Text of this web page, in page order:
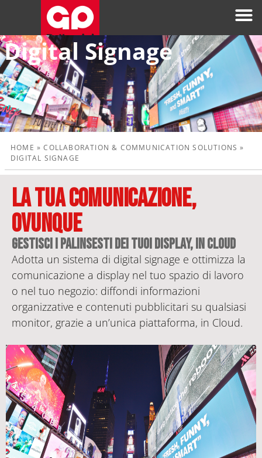
Digital Signage
HOME »COLLABORATION & COMMUNICATION SOLUTIONS »
DIGITAL SIGNAGE
La tua comunicazione,
ovunque
gestisci i palinsesti dei tuoi display, in Cloud
Adotta un sistema di digital signage e ottimizza la
comunicazione a display nel tuo spazio di lavoro
o nel tuo negozio: diffondi informazioni
organizzative e contenuti pubblicitari su qualsiasi
monitor, grazie a un’unica piattaforma, in Cloud.